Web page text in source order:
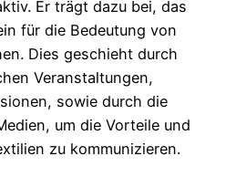
Er trägt dazu bei, das
für die Bedeutung von
Dies geschieht durch
Veranstaltungen,
sowie durch die
um die Vorteile und
zu kommunizieren.